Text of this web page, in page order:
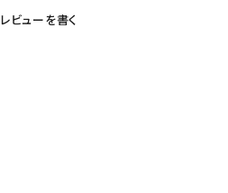
レビューを書く